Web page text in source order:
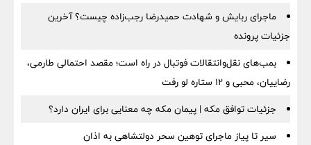
ماجرای ربایش و شهادت حمیدرضا رجب‌زاده چیست؟ آخرین
جزئیات پرونده
بمب‌های نقل‌وانتقالات فوتبال در راه است؛ مقصد احتمالی طارمی،
رضاییان، محبی و ۱۲ ستاره لو رفت
جزئیات توافق مکه | پیمان مکه چه معنایی برای ایران دارد؟
سیر تا پیاز ماجرای توهین سحر دولتشاهی به اذان